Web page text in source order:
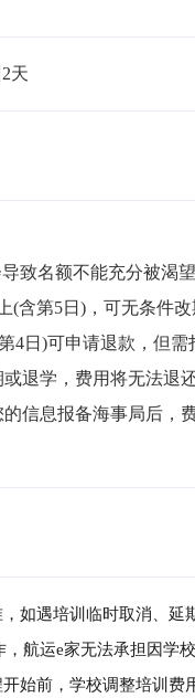
天
致名额不能充分被渴
(含第5日)，可无条件
4日)可申请退款，但
退学，费用将无法退
信息报备海事局后，
如遇培训临时取消、
航运e家无法承担因学
始前，学校调整培训